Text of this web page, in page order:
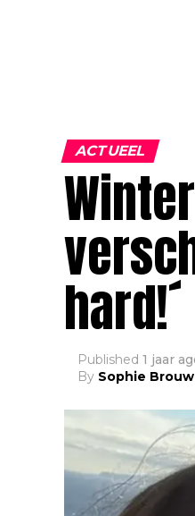
ACTUEEL
hard!´
Published 1 jaar
By Sophie